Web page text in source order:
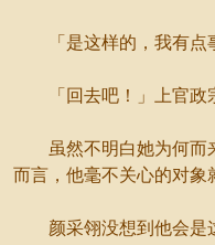
「是这样的，我有点
「回去吧！」上官政宗
虽然不明白她为何而
而言，他毫不关心的对象
颜采翎没想到他会是这